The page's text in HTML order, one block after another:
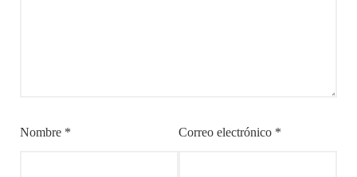
Nombre * Correo electrónico *